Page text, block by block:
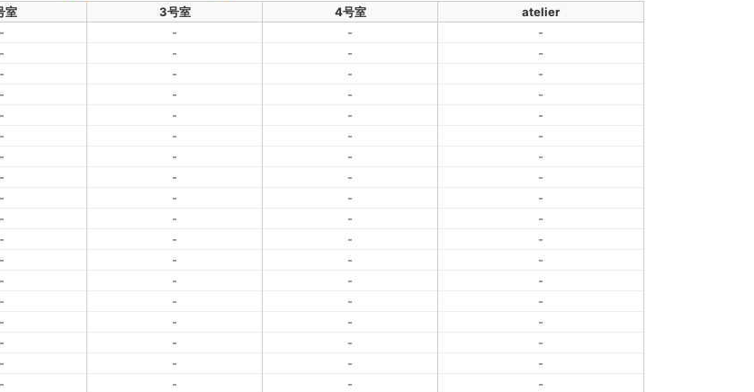
室 3号室 4号室
atelier
- - -
-
- - -
-
- - -
-
- - -
-
- - -
-
- - -
-
- - -
-
- - -
-
- - -
-
- - -
-
- - -
-
- - -
-
- - -
-
- - -
-
- - -
-
- - -
-
- - -
-
- - -
-